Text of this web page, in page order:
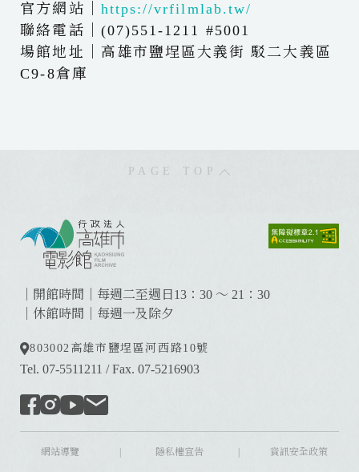
官方網站｜ https://vrfilmlab.tw/
聯絡電話｜(07)551-1211 #5001
場館地址｜高雄市鹽埕區大義街 駁二大義區
C9-8倉庫
｜開館時間｜每週二至週日13：30 ～ 21：30
｜休館時間｜每週一及除夕
803002 高雄市鹽埕區河西路10號
Tel. 07-5511211 /Fax. 07-5216903
網站導覽 隱私權宣告 資訊安全政策
PAGE TOP